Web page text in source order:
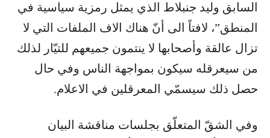
السابق وليد جنبلاط الذي يمثل رمزية سياسية في
المنطق”، لافتاً الى أنّ هناك الاف الملفات التي لا
تزال عالقة وأصحابها لا ينتمون جميعهم للتيّار لذلك
من سيعرقله سيكون بمواجهة الناس وفي حال
حصل ذلك سيسمّي المعرقلين في الاعلام.
وفي الشقّ المتعلّق بجلسات مناقشة البيان